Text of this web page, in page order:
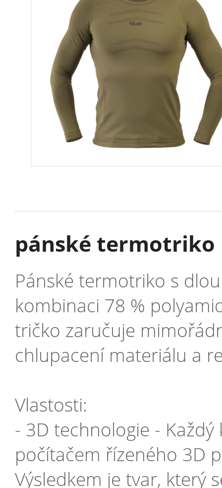
pánské termotriko
Pánské termotriko s
kombinaci 78 %
tričko zaručuje
chlupacení materiálu a
Vlastosti:
- 3D technologie -
počítačem řízeného 3D
Výsledkem je tvar, který